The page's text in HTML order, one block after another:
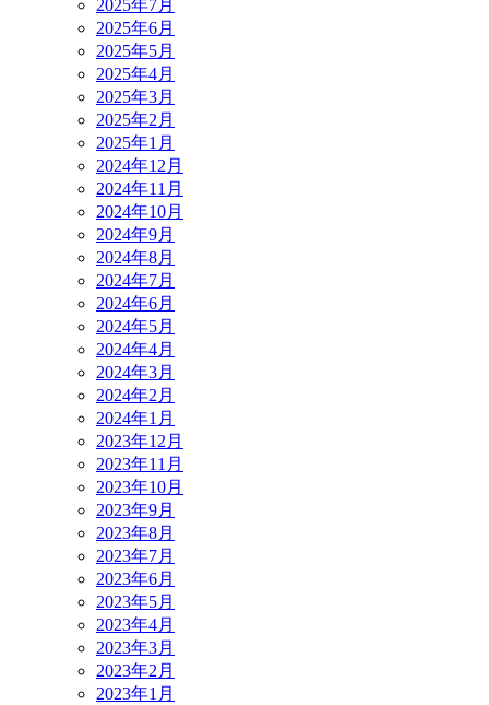
2025年7月
2025年6月
2025年5月
2025年4月
2025年3月
2025年2月
2025年1月
2024年12月
2024年11月
2024年10月
2024年9月
2024年8月
2024年7月
2024年6月
2024年5月
2024年4月
2024年3月
2024年2月
2024年1月
2023年12月
2023年11月
2023年10月
2023年9月
2023年8月
2023年7月
2023年6月
2023年5月
2023年4月
2023年3月
2023年2月
2023年1月